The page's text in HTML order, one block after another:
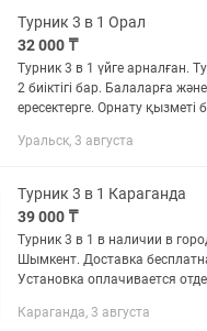
Турник 3 в 1 Орал
32 000 ₸
Турник 3 в 1 үйге арналған. Турниктын
2 биіктігі бар. Балаларға және
ересектерге. Орнату қызметі бар.
бренд KUAT TURNIKKZ Орал қаласында
Уральск, 3 августа
Турник 3 в 1 Караганда
39 000 ₸
Турник 3 в 1 в наличии в
Шымкент. Доставка
Установка оплачивается
модель выберите. Работаем
Караганда, 3 августа